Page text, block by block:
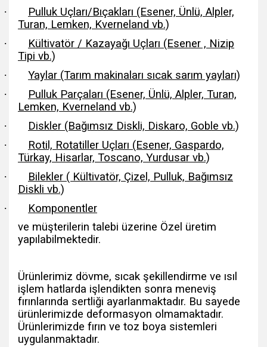
·
Pulluk Uçları/Bıçakları (Esener, Ünlü, Alpler,
Turan, Lemken, Kverneland vb.)
·
Kültivatör / Kazayağı Uçları (Esener , Nizip
Tipi vb.)
· Yaylar (Tarım makinaları sıcak sarım yayları)
·
Pulluk Parçaları (Esener, Ünlü, Alpler, Turan,
Lemken, Kverneland vb.)
· Diskler (Bağımsız Diskli, Diskaro, Goble vb.)
·
Rotil, Rotatiller Uçları (Esener, Gaspardo,
Türkay, Hisarlar, Toscano, Yurdusar vb.)
·
Bilekler ( Kültivatör, Çizel, Pulluk, Bağımsız
Diskli vb.)
·
Komponentler
ve müşterilerin talebi üzerine Özel üretim
yapılabilmektedir.
Ürünlerimiz dövme, sıcak şekillendirme ve ısıl
işlem hatlarda işlendikten sonra meneviş
fırınlarında sertliği ayarlanmaktadır. Bu sayede
ürünlerimizde deformasyon olmamaktadır.
Ürünlerimizde fırın ve toz boya sistemleri
uygulanmaktadır.